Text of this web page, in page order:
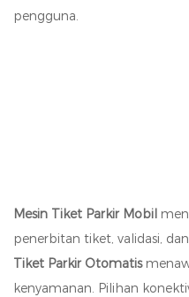
pengguna.
Mesin Tiket Parkir Mobil
penerbitan tiket, validasi,
Tiket Parkir Otomatis
kenyamanan. Pilihan